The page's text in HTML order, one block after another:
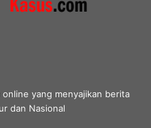
yang menyajikan berita
dan Nasional